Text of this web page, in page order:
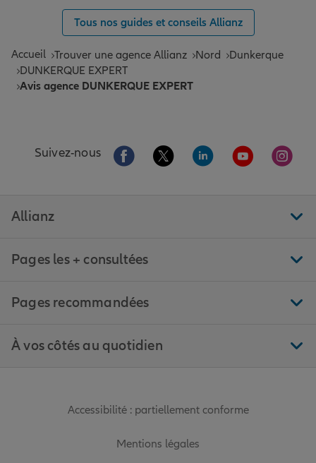
Tous nos guides et conseils Allianz
Accueil Trouver une agence Allianz Nord
Dunkerque
DUNKERQUE EXPERT
Avis agence DUNKERQUE EXPERT
Suivez-nous Aller sur la page Facebook de Allianz
Aller sur la page Twitter de
Aller sur la page
Aller sur la
Aller
Allianz
Pages les + consultées
Pages recommandées
À vos côtés au quotidien
Accessibilité : partiellement conforme
Mentions légales